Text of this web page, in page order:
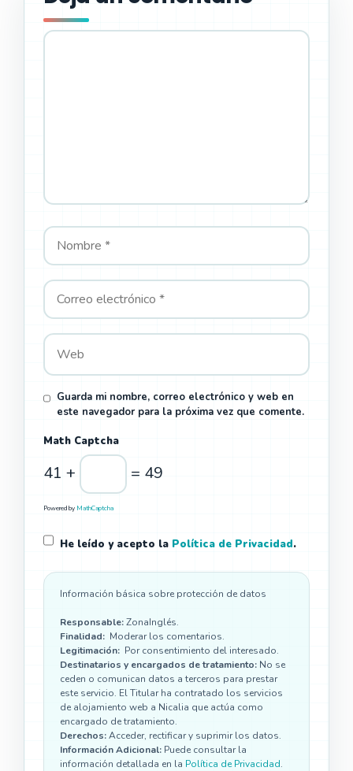
Comentario
Nombre
Correo
Web
Guarda mi nombre, correo electrónico y web en
este navegador para la próxima vez que comente.
Math Captcha
41 + = 49
Powered by MathCaptcha
He leído y acepto la Política de Privacidad.
Información básica sobre protección de datos
Responsable:ZonaInglés.
Finalidad: Moderar los comentarios.
Legitimación: Por consentimiento del interesado.
Destinatarios y encargados de tratamiento: No se
ceden o comunican datos a terceros para prestar
este servicio. El Titular ha contratado los servicios
de alojamiento web a Nicalia que actúa como
encargado de tratamiento.
Derechos:Acceder, rectificar y suprimir los datos.
Información Adicional: Puede consultar la
información detallada en la Política de Privacidad.